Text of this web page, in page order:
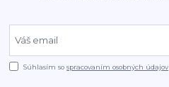
Súhlasím sospracovaním osobných údajov